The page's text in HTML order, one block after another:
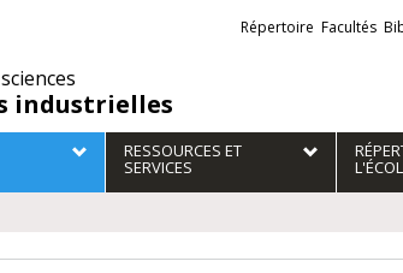
industrielles
Liens
externes
Répertoire Facultés
RESSOURCES ET
SERVICES